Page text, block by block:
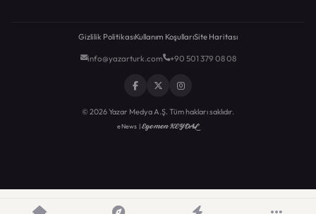
Gizlilik PolitikasıKullanım KoşullarıSite Haritası
info@yazarturk.com +90 501 379 08 08
© 2026 Yazar Medya A.Ş. Tüm hakları saklıdır.
eNews |Egemen KEYDAL